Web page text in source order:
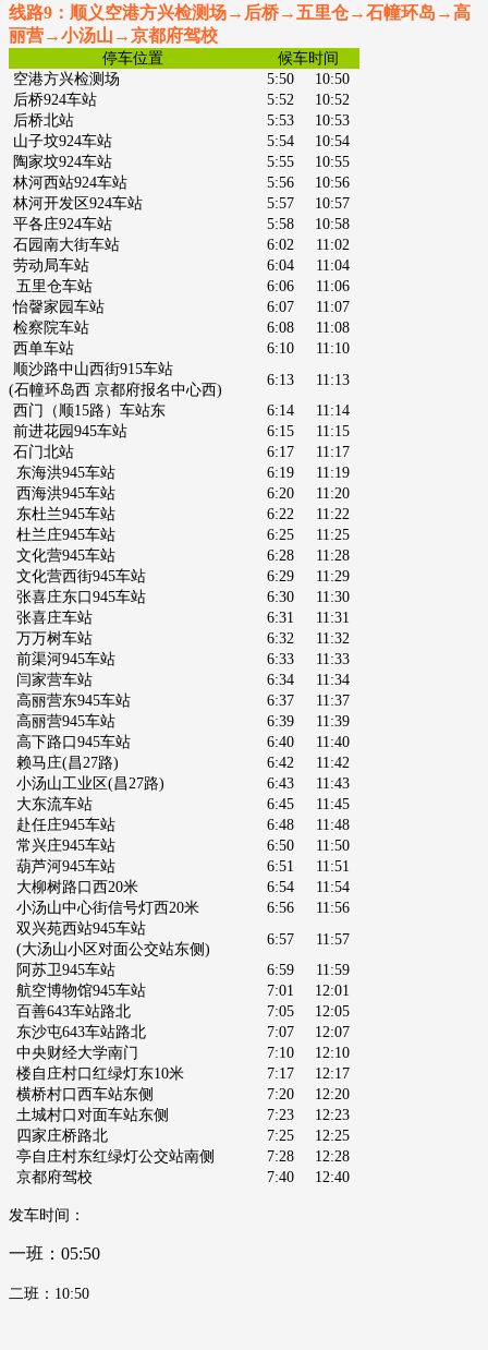
线路9：顺义空港方兴检测场→后桥→五里仓→石幢环岛→高
丽营→小汤山→京都府驾校
停车位置
候车时间
空港方兴检测场
5:50
10:50
后桥924车站
5:52
10:52
后桥北站
5:53
10:53
山子坟924车站
5:54
10:54
陶家坟924车站
5:55
10:55
林河西站924车站
5:56
10:56
林河开发区924车站
5:57
10:57
平各庄924车站
5:58
10:58
石园南大街车站
6:02
11:02
劳动局车站
6:04
11:04
五里仓车站
6:06
11:06
怡韾家园车站
6:07
11:07
检察院车站
6:08
11:08
西单车站
6:10
11:10
顺沙路中山西街915车站
(石幢环岛西 京都府报名中心西)
6:13
11:13
西门（顺15路）车站东
6:14
11:14
前进花园945车站
6:15
11:15
石门北站
6:17
11:17
东海洪945车站
6:19
11:19
西海洪945车站
6:20
11:20
东杜兰945车站
6:22
11:22
杜兰庄945车站
6:25
11:25
文化营945车站
6:28
11:28
文化营西街945车站
6:29
11:29
张喜庄东口945车站
6:30
11:30
张喜庄车站
6:31
11:31
万万树车站
6:32
11:32
前渠河945车站
6:33
11:33
闫家营车站
6:34
11:34
高丽营东945车站
6:37
11:37
高丽营945车站
6:39
11:39
高下路口945车站
6:40
11:40
赖马庄(昌27路)
6:42
11:42
小汤山工业区(昌27路)
6:43
11:43
大东流车站
6:45
11:45
赴任庄945车站
6:48
11:48
常兴庄945车站
6:50
11:50
葫芦河945车站
6:51
11:51
大柳树路口西20米
6:54
11:54
小汤山中心街信号灯西20米
6:56
11:56
双兴苑西站945车站
(大汤山小区对面公交站东侧)
6:57
11:57
阿苏卫945车站
6:59
11:59
航空博物馆945车站
7:01
12:01
百善643车站路北
7:05
12:05
东沙屯643车站路北
7:07
12:07
中央财经大学南门
7:10
12:10
楼自庄村口红绿灯东10米
7:17
12:17
横桥村口西车站东侧
7:20
12:20
土城村口对面车站东侧
7:23
12:23
四家庄桥路北
7:25
12:25
亭自庄村东红绿灯公交站南侧
7:28
12:28
京都府驾校
7:40 12:40
发车时间：
一班：05:50
二班：10:50